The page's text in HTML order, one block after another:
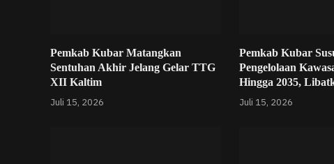
Pemkab Kubar Matangkan
Sentuhan Akhir Jelang Gelar TTG
XII Kaltim
Juli 15, 2026
Pemkab Kubar
Pengelolaan
Hingga 2035,
Juli 15, 2026